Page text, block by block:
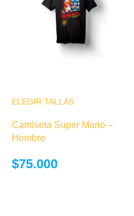
ELEGIR TALLAS
variantes. Las
Camiseta Super Mario –
Hombre
$75.000